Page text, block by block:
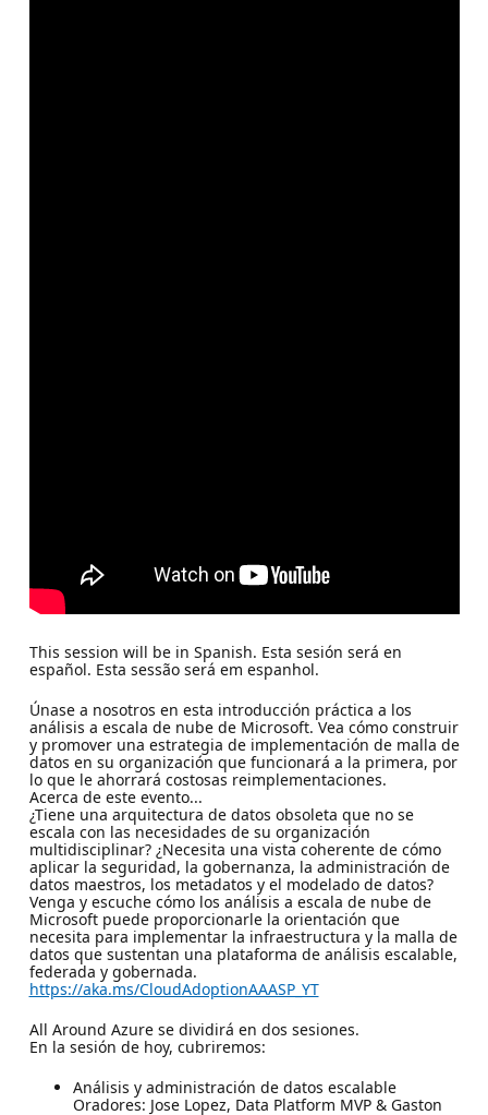
This session will be in Spanish. Esta sesión será en
español. Esta sessão será em espanhol.
Únase a nosotros en esta introducción práctica a los
análisis a escala de nube de Microsoft. Vea cómo construir
y promover una estrategia de implementación de malla de
datos en su organización que funcionará a la primera, por
lo que le ahorrará costosas reimplementaciones.
Acerca de este evento...
¿Tiene una arquitectura de datos obsoleta que no se
escala con las necesidades de su organización
multidisciplinar? ¿Necesita una vista coherente de cómo
aplicar la seguridad, la gobernanza, la administración de
datos maestros, los metadatos y el modelado de datos?
Venga y escuche cómo los análisis a escala de nube de
Microsoft puede proporcionarle la orientación que
necesita para implementar la infraestructura y la malla de
datos que sustentan una plataforma de análisis escalable,
federada y gobernada.
https://aka.ms/CloudAdoptionAAASP_YT
All Around Azure se dividirá en dos sesiones.
En la sesión de hoy, cubriremos:
Análisis y administración de datos escalable
Oradores: Jose Lopez, Data Platform MVP & Gaston